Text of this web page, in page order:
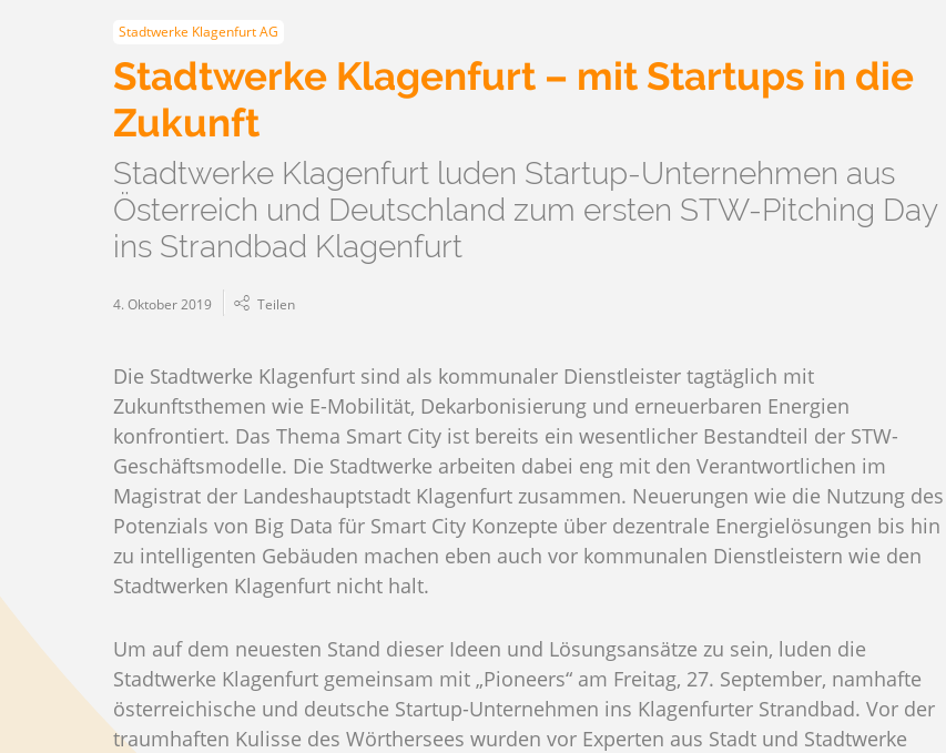
Stadtwerke Klagenfurt AG
Stadtwerke Klagenfurt – mit Startups in die
Zukunft
Stadtwerke Klagenfurt luden Startup-Unternehmen aus
Österreich und Deutschland zum ersten STW-Pitching Day
ins Strandbad Klagenfurt
4. Oktober 2019 Teilen
Die Stadtwerke Klagenfurt sind als kommunaler Dienstleister tagtäglich mit
Zukunftsthemen wie E-Mobilität, Dekarbonisierung und erneuerbaren Energien
konfrontiert. Das Thema Smart City ist bereits ein wesentlicher Bestandteil der STW-
Geschäftsmodelle. Die Stadtwerke arbeiten dabei eng mit den Verantwortlichen im
Magistrat der Landeshauptstadt Klagenfurt zusammen. Neuerungen wie die Nutzung des
Potenzials von Big Data für Smart City Konzepte über dezentrale Energielösungen bis hin
zu intelligenten Gebäuden machen eben auch vor kommunalen Dienstleistern wie den
Stadtwerken Klagenfurt nicht halt.
Um auf dem neuesten Stand dieser Ideen und Lösungsansätze zu sein, luden die
Stadtwerke Klagenfurt gemeinsam mit „Pioneers“ am Freitag, 27. September, namhafte
österreichische und deutsche Startup-Unternehmen ins Klagenfurter Strandbad. Vor der
traumhaften Kulisse des Wörthersees wurden vor Experten aus Stadt und Stadtwerke